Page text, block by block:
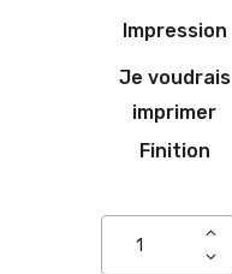
Impression
Je voudrais
imprimer
Finition